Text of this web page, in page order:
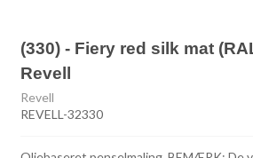
(330) - Fiery red silk mat
Revell
Revell
REVELL-32330